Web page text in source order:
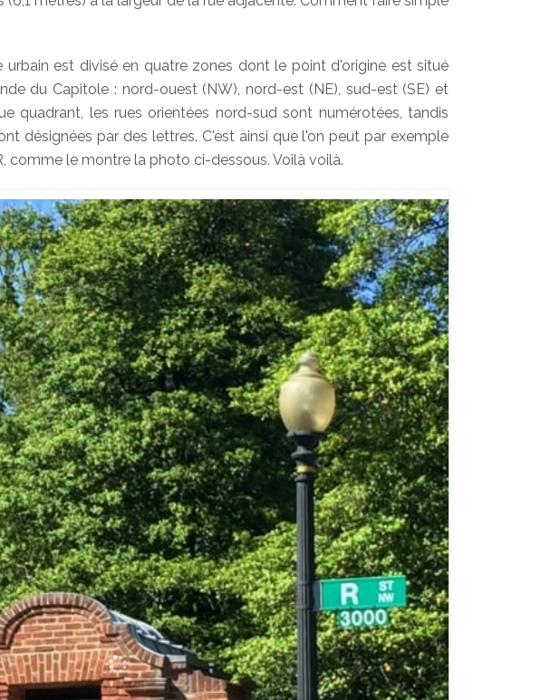
urbain est divisé en quatre zones dont le point d'origine est situé
du Capitole : nord-ouest (NW), nord-est (NE), sud-est (SE) et
quadrant, les rues orientées nord-sud sont numérotées, tandis
désignées par des lettres. C'est ainsi que l'on peut par exemple
comme le montre la photo ci-dessous. Voilà voilà.